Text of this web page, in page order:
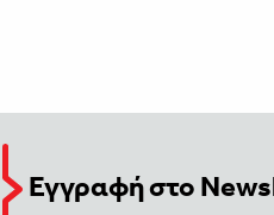
Εγγραφή στο